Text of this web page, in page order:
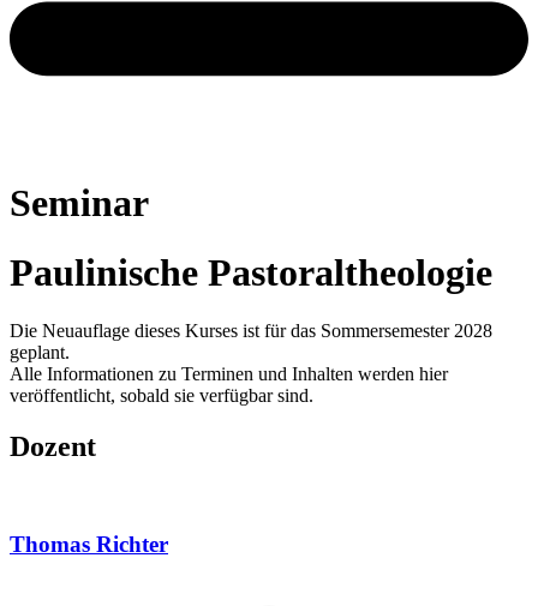
Seminar
Paulinische Pastoraltheologie
Die Neuauflage dieses Kurses ist für das Sommersemester 2028
geplant.
Alle Informationen zu Terminen und Inhalten werden hier
veröffentlicht, sobald sie verfügbar sind.
Dozent
Thomas Richter